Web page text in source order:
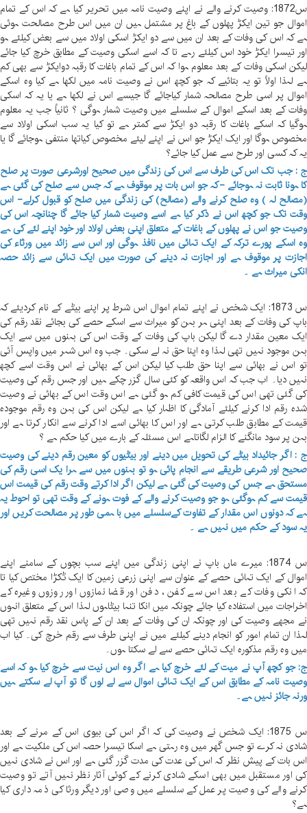
س1872: وصیت کرنے والے نے اپنے وصیت نامہ میں تحریر کیا ہے کہ اس کے تمام
اموال جو تین ایکڑ پھلوں کے باغ پر مشتمل ہیں ان میں اس طرح مصالحت ہوئی
ہے کہ اس کی وفات کے بعد ان میں سے دو ایکڑ اسکی اولاد میں سے بعض کیلئے ہو
اور تیسرا ایکڑ خود اس کیلئے رہے تا کہ اسے اسکی وصیت کے مطابق خرچ کیا جائے
لیکن اسکی وفات کے بعد معلوم ہوا کہ اس کے تمام باغات کا رقبہ دوایکڑ سے بھی کم
ہے لہذا اولاً تو یہ بتائیے کہ جو کچھ اس نے وصیت نامہ میں لکھا ہے کیا وہ اسکے
اموال پر اسی طرح مصالحہ شمار کیاجائے گا جیسے اس نے لکھا ہے یا یہ کہ اسکی
وفات کے بعد اسکے اموال کے سلسلے میں وصیت شمار ہوگی ؟ ثانیاً جب یہ معلوم
ہوگیا کہ اسکے باغات کا رقبہ دو ایکڑ سے کمتر ہے تو کیا یہ سب اسکی اولاد سے
مخصوص ہوگا اور ایک ایکڑ جو اس نے اپنے لیئے مخصوص کیاتھا منتفی ہوجائے گا یا
یہ کہ کسی اور طرح سے عمل کیا جائے؟
ج : جب تک اس کی طرف سے اس کی زندگی میں صحیح اورشرعی صورت پر صلح
کا ہونا ثابت نہ ہوجائے -کہ جو اس بات پر موقوف ہے کہ جس سے صلح کی گئی ہے
(مصالح لہ ) وہ صلح کرنے والے (مصالح) کی زندگی میں صلح کو قبول کرلے- اس
وقت تک جو کچھ اس نے ذکر کیا ہے اسے وصیت شمار کیا جائے گا چنانچہ اس کی
وصیت جو اس نے پھلوں کے باغات کے متعلق اپنی بعض اولاد اور خود اپنے لئے کی ہے
وہ اسکے پورے ترکہ کے ایک تہائی میں نافذ ہوگی اور اس سے زائد میں ورثاء کی
اجازت پر موقوف ہے اور اجازت نہ دینے کی صورت میں ایک تہائی سے زائد حصہ
انکی میراث ہے ۔
س 1873: ایک شخص نے اپنے تمام اموال اس شرط پر اپنے بیٹے کے نام کردیئے کہ
باپ کی وفات کے بعد اپنی ہر بہن کو میراث سے اسکے حصے کی بجائے نقد رقم کی
ایک معین مقدار دے گا لیکن باپ کی وفات کے وقت اس کی بہنوں میں سے ایک
بہن موجود نہیں تھی لہذا وہ اپنا حق نہ لے سکی۔ جب وہ اس شہر میں واپس آئی
تو اس نے بھائی سے اپنا حق طلب کیا لیکن اس کے بھائی نے اس وقت اسے کچھ
نہیں دیا۔ اب جب کہ اس واقعہ کو کئی سال گزر چکے ہیں اور جس رقم کی وصیت
کی گئی تھی اس کی قیمت کافی کم ہو گئی ہے اس وقت اس کے بھائی نے وصیت
شدہ رقم ادا کرنے کیلئے آمادگی کا اظہار کیا ہے لیکن اس کی بہن وہ رقم موجودہ
قیمت کے مطابق طلب کرتی ہے اور اس کا بھائی اسے ادا کرنے سے انکار کرتا ہے اور
بہن پر سود مانگنے کا الزام لگاتاہے اس مسئلہ کے بارے میں کیا حکم ہے ؟
ج : اگر جائیداد بیٹے کی تحویل میں دینے اور بیٹیوں کو معین رقم دینے کی وصیت
صحیح اور شرعی طریقے سے انجام پائی ہو تو بہنوں میں سے ہرا یک اسی رقم کی
مستحق ہے جس کی وصیت کی گئی ہے لیکن اگر ادا کرتے وقت رقم کی قیمت اس
قیمت سے کم ہوگئی ہو جو وصیت کرنے والے کے فوت ہونے کے وقت تھی تو احوط یہ
ہے کہ دونوں اس مقدار کے تفاوت کےسلسلے میں با ہمی طور پر مصالحت کریں اور
یہ سود کے حکم میں نہیں ہے ۔
س 1874: میرے ماں باپ نے اپنی زندگی میں اپنے سب بچوں کے سامنے اپنے
اموال کے ایک تہائی حصے کے عنوان سے اپنی زرعی زمین کا ایک ٹکڑا مختص کیا تا
کہ انکی وفات کے بعد اس سے کفن ، دفن اور قضا نمازوں اور روزوں وغیرہ کے
اخراجات میں استفادہ کیا جائے چونکہ میں انکا تنہا بیٹاہوں لہذا اس کے متعلق انہوں
نے مجھے وصیت کی اور چونکہ ان کی وفات کے بعد ان کے پاس نقد رقم نہیں تھی
لہذا ان تمام امور کو انجام دینے کیلئے میں نے اپنی طرف سے رقم خرچ کی۔ کیا اب
میں وہ رقم مذکورہ ایک تہائی حصے سے لے سکتا ہوں۔
ج: جو کچھ آپ نے میت کے لئے خرچ کیا ہے اگر وہ اس نیت سے خرچ کیا ہو کہ اسے
وصیت نامہ کے مطابق اس کے ایک تہائی اموال سے لے لوں گا تو آپ لے سکتے ہیں
ورنہ جائز نہیں ہے۔
س 1875: ایک شخص نے وصیت کی کہ اگر اس کی بیوی اس کے مرنے کے بعد
شادی نہ کرے تو جس گھر میں وہ رہتی ہے اسکا تیسرا حصہ اس کی ملکیت ہے اور
اس بات کے پیش نظر کہ اس کی عدت کی مدت گزر گئی ہے اور اس نے شادی نہیں
کی اور مستقبل میں بھی اسکے شادی کرنے کے کوئی آثار نظر نہیں آتے تو وصیت
کرنے والے کی وصیت پر عمل کے سلسلے میں وصی اور دیگر ورثا کی ذمہ داری کیا
ہے؟